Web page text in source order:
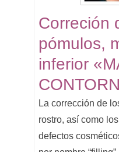
Correción
pómulos,
inferior
La corrección de
rostro, así como
defectos